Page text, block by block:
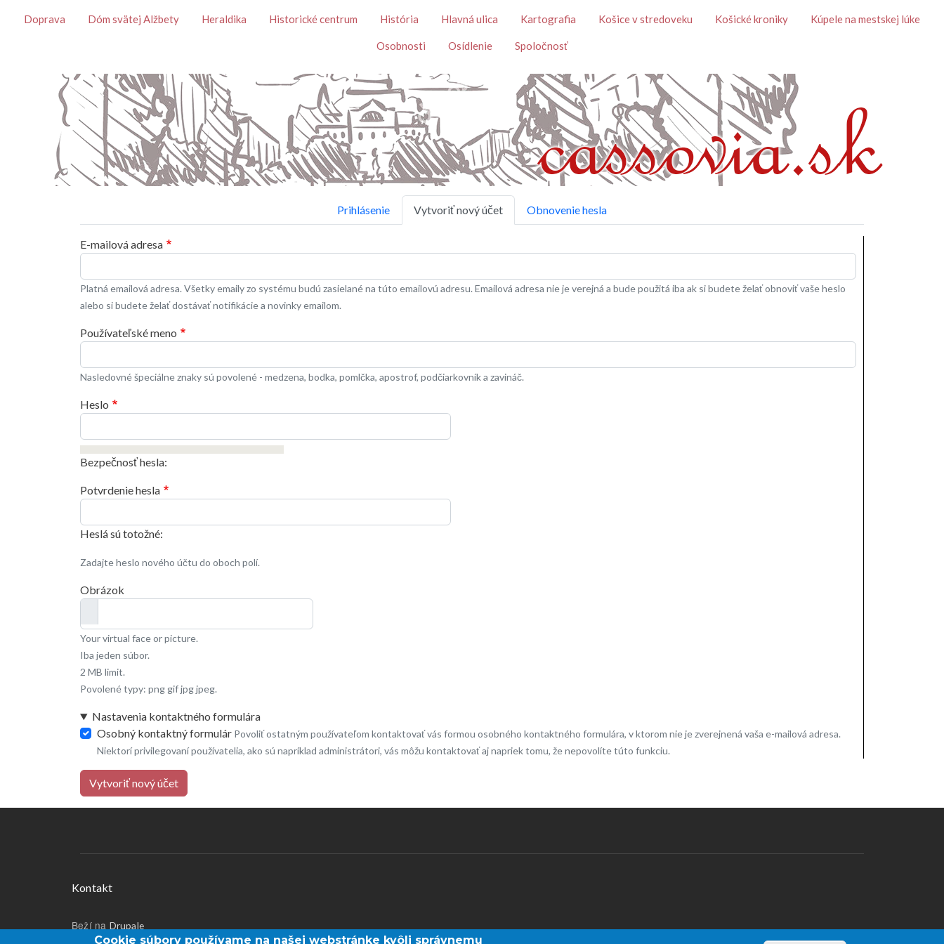
Témy
Doprava Dóm svätej Alžbety Heraldika Historické centrum História Hlavná ulica Kartografia Košice v stredoveku Košické kroniky Kúpele na mestskej lúke
Osobnosti Osídlenie Spoločnosť
Prihlásenie Vytvoriť nový účet Obnovenie hesla
E-mailová adresa
Platná emailová adresa. Všetky emaily zo systému budú zasielané na túto emailovú adresu. Emailová adresa nie je verejná a bude použitá iba ak si budete želať obnoviť vaše heslo
alebo si budete želať dostávať notifikácie a novinky emailom.
Používateľské meno
Nasledovné špeciálne znaky sú povolené - medzena, bodka, pomlčka, apostrof, podčiarkovník a zavináč.
Heslo
Bezpečnosť hesla:
Potvrdenie hesla
Heslá sú totožné:
Zadajte heslo nového účtu do oboch polí.
Obrázok
Your virtual face or picture.
Iba jeden súbor.
2 MB limit.
Povolené typy: png gif jpg jpeg.
Nastavenia kontaktného formulára
Osobný kontaktný formulár Povoliť ostatným používateľom kontaktovať vás formou osobného kontaktného formulára, v ktorom nie je zverejnená vaša e-mailová adresa.
Niektorí privilegovaní používatelia, ako sú napríklad administrátori, vás môžu kontaktovať aj napriek tomu, že nepovolíte túto funkciu.
Vytvoriť nový účet
Menu v päte
Kontakt
Beží na Drupale
Cookie súbory používame na našej webstránke kvôli správnemu